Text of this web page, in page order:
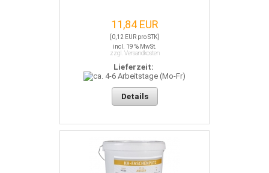
11,84 EUR
[0,12 EUR pro STK]
incl. 19 % MwSt.
zzgl. Versandkosten
Lieferzeit:
Details